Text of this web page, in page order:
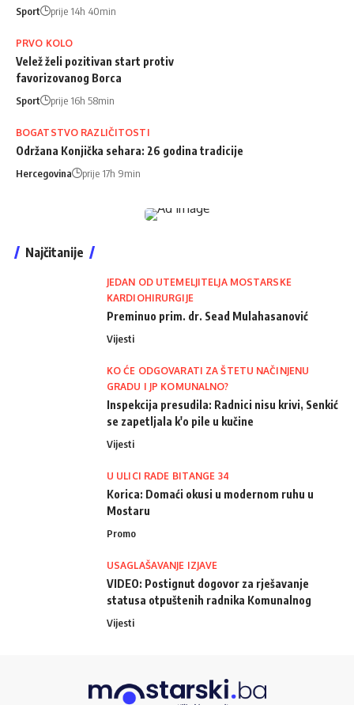
Sport prije 14h 40min
PRVO KOLO
Velež želi pozitivan start protiv
favorizovanog Borca
Sport prije 16h 58min
BOGATSTVO RAZLIČITOSTI
Održana Konjička sehara: 26 godina tradicije
Hercegovina prije 17h 9min
Najčitanije
JEDAN OD UTEMELJITELJA MOSTARSKE
KARDIOHIRURGIJE
Preminuo prim. dr. Sead Mulahasanović
Vijesti
KO ĆE ODGOVARATI ZA ŠTETU NAČINJENU
GRADU I JP KOMUNALNO?
Inspekcija presudila: Radnici nisu krivi, Senkić
se zapetljala k'o pile u kučine
Vijesti
U ULICI RADE BITANGE 34
Korica: Domaći okusi u modernom ruhu u
Mostaru
Promo
USAGLAŠAVANJE IZJAVE
VIDEO: Postignut dogovor za rješavanje
statusa otpuštenih radnika Komunalnog
Vijesti